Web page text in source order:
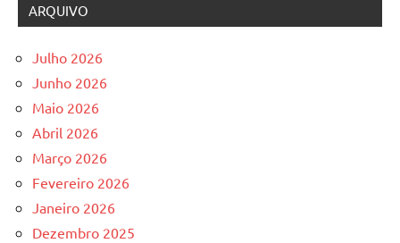
ARQUIVO
Julho 2026
Junho 2026
Maio 2026
Abril 2026
Março 2026
Fevereiro 2026
Janeiro 2026
Dezembro 2025